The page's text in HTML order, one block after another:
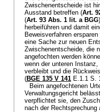
Zwischenentscheide ist
Ausstand betreffen (Art.
(Art. 93 Abs. 1 lit. a BGG
herbeiführen und damit
Beweisverfahren ersparen
eine Sache zur neuen
Zwischenentscheide, die
angefochten werden
wenn der unteren
verbleibt und die
(BGE 135 V 141 E.1.1 S.
Beim angefochtenen
Verwaltungsgericht
verpflichtet sie, den
nach der